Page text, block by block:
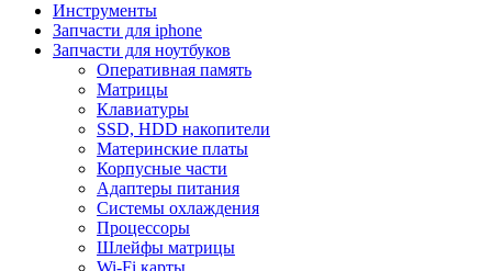
Инструменты
Запчасти для iphone
Запчасти для ноутбуков
Оперативная память
Матрицы
Клавиатуры
SSD, HDD накопители
Материнские платы
Корпусные части
Адаптеры питания
Системы охлаждения
Процессоры
Шлейфы матрицы
Wi-Fi карты